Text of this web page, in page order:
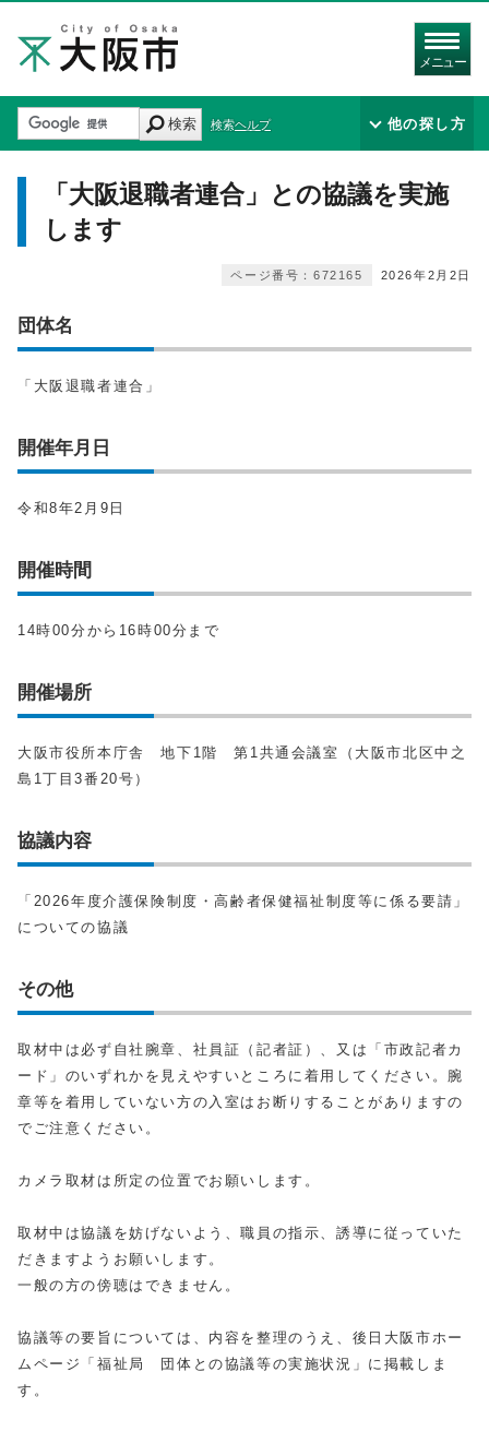
メニュー
検索 検索ヘルプ 他の探し方
「大阪退職者連合」との協議を実施
します
2026年2月2日
ページ番号：672165
団体名
「大阪退職者連合」
開催年月日
令和8年2月9日
開催時間
14時00分から16時00分まで
開催場所
大阪市役所本庁舎 地下1階 第1共通会議室（大阪市北区中之
島1丁目3番20号）
協議内容
「2026年度介護保険制度・高齢者保健福祉制度等に係る要請」
についての協議
その他
取材中は必ず自社腕章、社員証（記者証）、又は「市政記者カ
ード」のいずれかを見えやすいところに着用してください。腕
章等を着用していない方の入室はお断りすることがありますの
でご注意ください。
カメラ取材は所定の位置でお願いします。
取材中は協議を妨げないよう、職員の指示、誘導に従っていた
だきますようお願いします。
一般の方の傍聴はできません。
協議等の要旨については、内容を整理のうえ、後日大阪市ホー
ムページ「福祉局 団体との協議等の実施状況」に掲載しま
す。